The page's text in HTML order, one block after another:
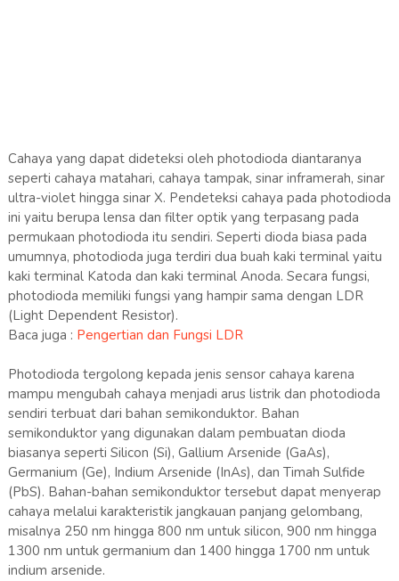
Cahaya yang dapat dideteksi oleh photodioda diantaranya
seperti cahaya matahari, cahaya tampak, sinar inframerah, sinar
ultra-violet hingga sinar X. Pendeteksi cahaya pada photodioda
ini yaitu berupa lensa dan filter optik yang terpasang pada
permukaan photodioda itu sendiri. Seperti dioda biasa pada
umumnya, photodioda juga terdiri dua buah kaki terminal yaitu
kaki terminal Katoda dan kaki terminal Anoda. Secara fungsi,
photodioda memiliki fungsi yang hampir sama dengan LDR
(Light Dependent Resistor).
Baca juga : Pengertian dan Fungsi LDR
Photodioda tergolong kepada jenis sensor cahaya karena
mampu mengubah cahaya menjadi arus listrik dan photodioda
sendiri terbuat dari bahan semikonduktor. Bahan
semikonduktor yang digunakan dalam pembuatan dioda
biasanya seperti Silicon (Si), Gallium Arsenide (GaAs),
Germanium (Ge), Indium Arsenide (InAs), dan Timah Sulfide
(PbS). Bahan-bahan semikonduktor tersebut dapat menyerap
cahaya melalui karakteristik jangkauan panjang gelombang,
misalnya 250 nm hingga 800 nm untuk silicon, 900 nm hingga
1300 nm untuk germanium dan 1400 hingga 1700 nm untuk
indium arsenide.